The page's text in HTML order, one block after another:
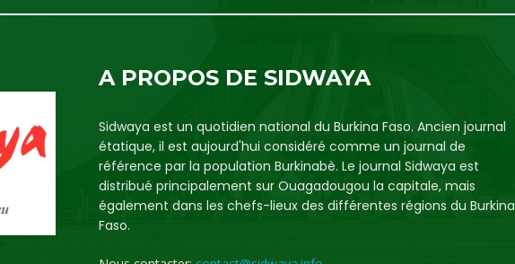
A PROPOS DE SIDWAYA
Sidwaya est un quotidien national du Burkina Faso. Ancien journal
étatique, il est aujourd'hui considéré comme un journal de
référence par la population Burkinabè. Le journal Sidwaya est
distribué principalement sur Ouagadougou la capitale, mais
également dans les chefs-lieux des différentes régions du Burkina
Faso.